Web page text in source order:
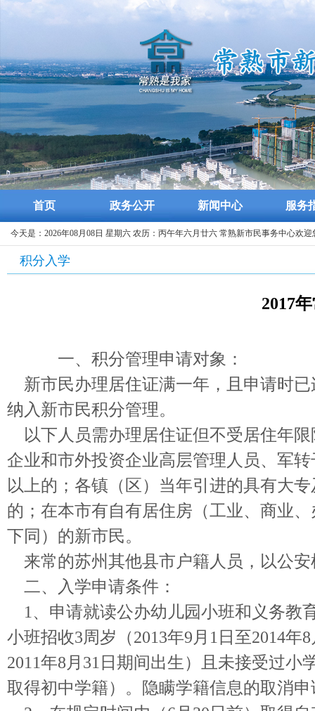
首页 政务公开 新闻中心 服务
今天是：2026年08月08日 星期六 农历：丙午年六月廿六 常熟新市民事务中心欢
积分入学
2017
一、积分管理申请对象：
新市民办理居住证满一年，且申请时
纳入新市民积分管理。
以下人员需办理居住证但不受居住年
企业和市外投资企业高层管理人员、军
以上的；各镇（区）当年引进的具有大
的；在本市有自有居住房（工业、商业
下同）的新市民。
来常的苏州其他县市户籍人员，以公
二、入学申请条件：
1、申请就读公办幼儿园小班和义务教
小班招收3周岁（2013年9月1日至2014
2011年8月31日期间出生）且未接受过
取得初中学籍）。隐瞒学籍信息的取消